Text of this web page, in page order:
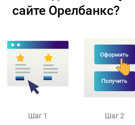
сайте Орелбанкс?
Шаг 1
Шаг 2